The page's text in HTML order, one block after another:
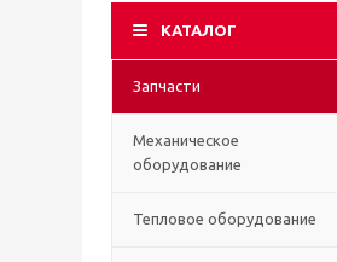
КАТАЛОГ
Запчасти
Механическое
оборудование
Тепловое оборудование